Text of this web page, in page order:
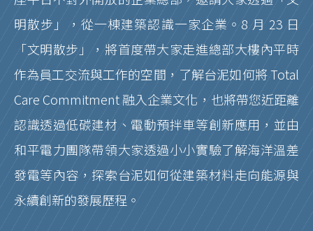
明散步」，從一棟建築認識一家企業。8 月 23 日
「文明散步」，將首度帶大家走進總部大樓內平時
作為員工交流與工作的空間，了解台泥如何將 Total
Care Commitment 融入企業文化，也將帶您近距離
認識透過低碳建材、電動預拌車等創新應用，並由
和平電力團隊帶領大家透過小小實驗了解海洋溫差
發電等內容，探索台泥如何從建築材料走向能源與
永續創新的發展歷程。